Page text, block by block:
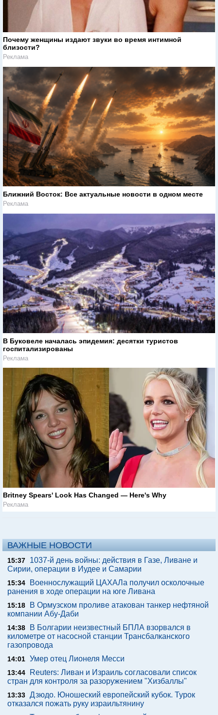
Почему женщины издают звуки во время интимной
близости?
Реклама
Ближний Восток: Все актуальные новости в одном месте
Реклама
В Буковеле началась эпидемия: десятки туристов
госпитализированы
Реклама
Britney Spears' Look Has Changed — Here's Why
Реклама
ВАЖНЫЕ НОВОСТИ
15:37
1037-й день войны: действия в Газе, Ливане и
Сирии, операции в Иудее и Самарии
15:34
Военнослужащий ЦАХАЛа получил осколочные
ранения в ходе операции на юге Ливана
15:18
В Ормузском проливе атакован танкер нефтяной
компании Абу-Даби
14:38
В Болгарии неизвестный БПЛА взорвался в
километре от насосной станции Трансбалканского
газопровода
14:01 Умер отец Лионеля Месси
13:44
Reuters: Ливан и Израиль согласовали список
стран для контроля за разоружением "Хизбаллы"
13:33 Дзюдо. Юношеский европейский кубок. Турок
отказался пожать руку израильтянину